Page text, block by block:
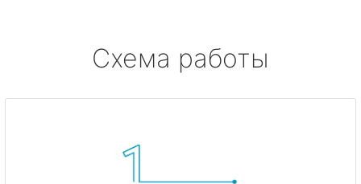
Схема работы